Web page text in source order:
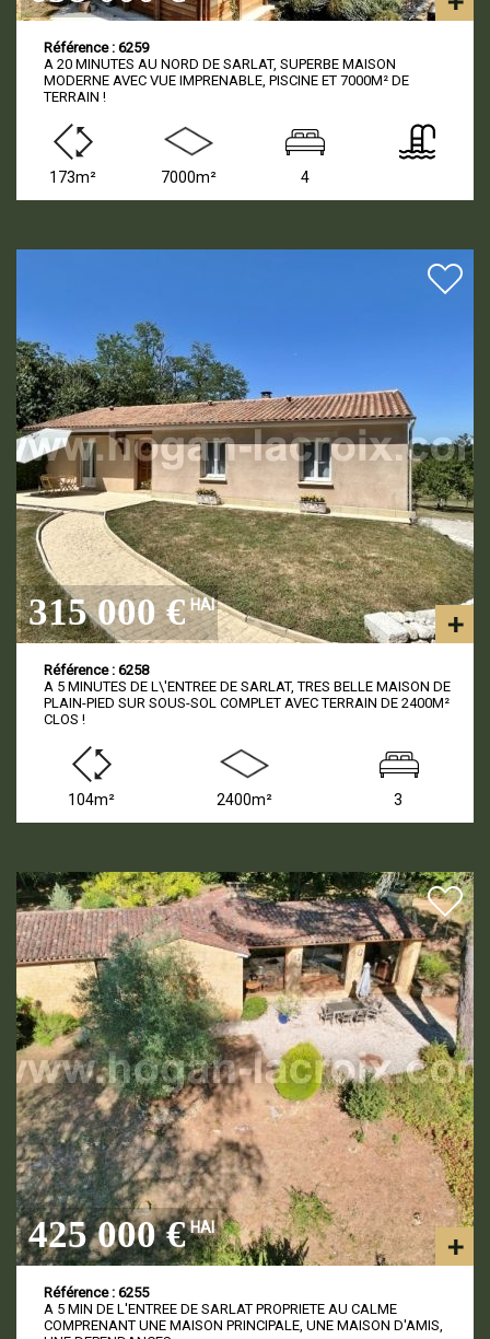
Référence : 6259
A 20 MINUTES AU NORD DE SARLAT, SUPERBE MAISON
MODERNE AVEC VUE IMPRENABLE, PISCINE ET 7000M² DE
TERRAIN !
173m² 7000m² 4
315 000 € HAI
Référence : 6258
A 5 MINUTES DE L\'ENTREE DE SARLAT, TRES BELLE MAISON DE
PLAIN-PIED SUR SOUS-SOL COMPLET AVEC TERRAIN DE 2400M²
CLOS !
104m² 2400m² 3
425 000 € HAI
Référence : 6255
A 5 MIN DE L'ENTREE DE SARLAT PROPRIETE AU CALME
COMPRENANT UNE MAISON PRINCIPALE, UNE MAISON D'AMIS,